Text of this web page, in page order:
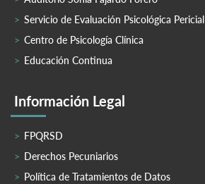
Servicio de Evaluación Psicológica Pericial
Centro de Psicología Clínica
Educación Continua
Información Legal
FPQRSD
Derechos Pecuniarios
Política de Tratamientos de Datos